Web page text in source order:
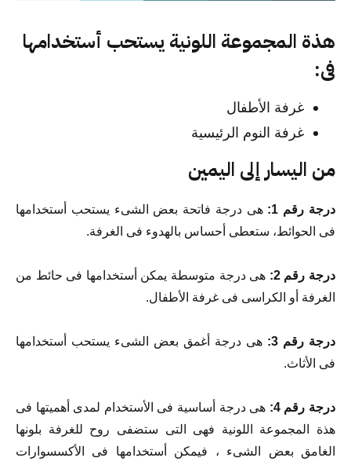
هذة المجموعة اللونية يستحب أستخدامها
فى:
غرفة الأطفال
غرفة النوم الرئيسية
من اليسار إلى اليمين
درجة رقم 1:
هى درجة فاتحة بعض الشىء يستحب أستخدامها
فى الحوائط، ستعطى أحساس بالهدوء فى الغرفة.
درجة رقم 2:
هى درجة متوسطة يمكن أستخدامها فى حائط من
الغرفة أو الكراسى فى غرفة الأطفال.
درجة رقم 3:
هى درجة أغمق بعض الشىء يستحب أستخدامها
فى الأثاث.
درجة رقم 4:
هى درجة أساسية فى الأستخدام لمدى أهميتها فى
هذة المجموعة اللونية فهى التى ستضفى روح للغرفة بلونها
الغامق بعض الشىء ، فيمكن أستخدامها فى الأكسسوارات